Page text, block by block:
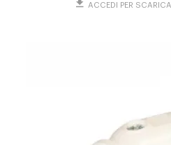
ACCEDI PER